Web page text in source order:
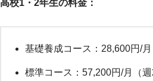
高校1・2年生の料金：
基礎養成コース：28,600円/月
標準コース：57,200円/月（週